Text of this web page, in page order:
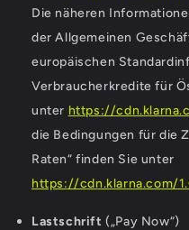
Die näheren
der Allgemeinen
europäischen
Verbraucherkredite für
unter https://
die Bedingungen für die
Raten“ finden Sie unter
https://cdn.klarna.com/
Lastschrift(„Pay Now“)